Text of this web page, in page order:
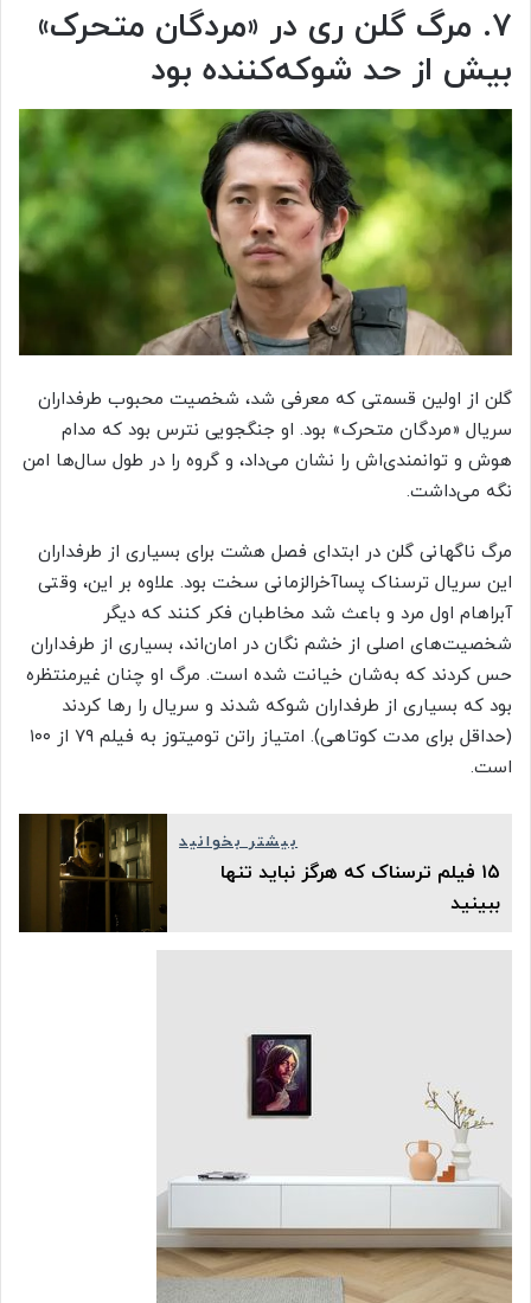
۷. مرگ گلن ری در «مردگان متحرک»
بیش‌ از حد شوکه‌کننده بود
گلن از اولین قسمتی که معرفی شد، شخصیت محبوب طرفداران
سریال «مردگان متحرک» بود. او جنگجویی نترس بود که مدام
هوش و توانمندی‌اش را نشان می‌داد، و گروه را در طول سال‌ها امن
نگه می‌داشت.
مرگ ناگهانی گلن در ابتدای فصل هشت برای بسیاری از طرفداران
این سریال ترسناک پساآخرالزمانی سخت بود. علاوه بر این، وقتی
آبراهام اول مرد و باعث شد مخاطبان فکر کنند که دیگر
شخصیت‌های اصلی از خشم نگان در امان‌اند، بسیاری از طرفداران
حس کردند که به‌شان خیانت شده است. مرگ او چنان غیرمنتظره
بود که بسیاری از طرفداران شوکه شدند و سریال را رها کردند
(حداقل برای مدت کوتاهی). امتیاز راتن تومیتوز به فیلم ۷۹ از ۱۰۰
است.
بیشتر بخوانید
۱۵ فیلم ترسناک که هرگز نباید تنها
ببینید